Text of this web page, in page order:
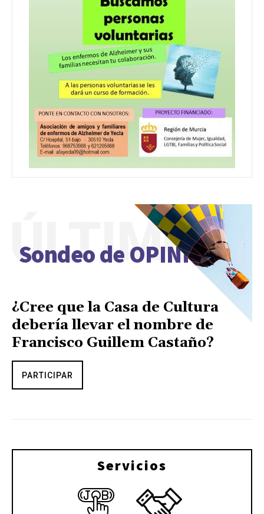
Sondeo de OPINIÓN
ÚLTIMO
¿Cree que la Casa de Cultura
debería llevar el nombre de
Francisco Guillem Castaño?
PARTICIPAR
Servicios